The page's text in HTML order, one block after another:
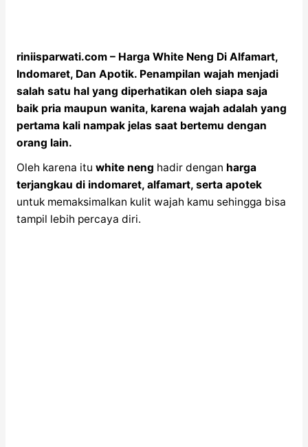
riniisparwati.com – Harga White Neng Di Alfamart,
Indomaret, Dan Apotik. Penampilan wajah menjadi
salah satu hal yang diperhatikan oleh siapa saja
baik pria maupun wanita, karena wajah adalah yang
pertama kali nampak jelas saat bertemu dengan
orang lain.
Oleh karena itu white neng hadir dengan harga
terjangkau di indomaret, alfamart, serta apotek
untuk memaksimalkan kulit wajah kamu sehingga bisa
tampil lebih percaya diri.